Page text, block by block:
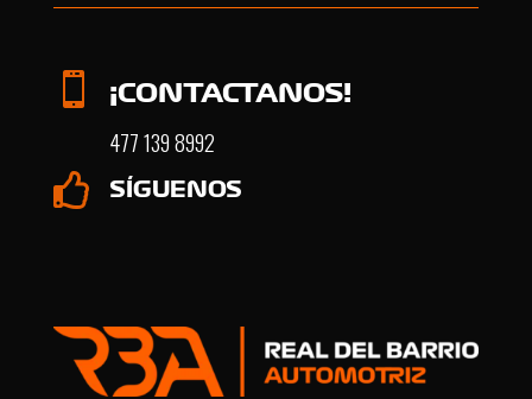
 ¡CONTACTANOS!
477 139 8992
 SÍGUENOS